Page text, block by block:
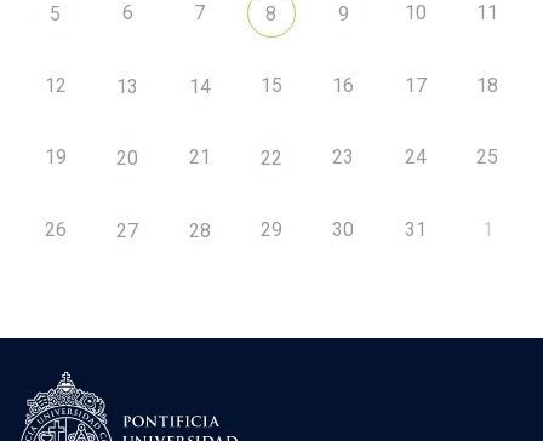
5 6 7 8 9 10 11
12 13 14 15 16 17 18
19 20 21 22 23 24 25
26 27 28 29 30 31 1